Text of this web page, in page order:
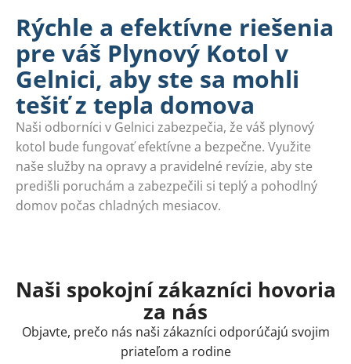
Rýchle a efektívne riešenia
pre váš Plynový Kotol v
Gelnici, aby ste sa mohli
tešiť z tepla domova
Naši odborníci v Gelnici zabezpečia, že váš plynový
kotol bude fungovať efektívne a bezpečne. Využite
naše služby na opravy a pravidelné revízie, aby ste
predišli poruchám a zabezpečili si teplý a pohodlný
domov počas chladných mesiacov.
Naši spokojní zákazníci hovoria
za nás
Objavte, prečo nás naši zákazníci odporúčajú svojim
priateľom a rodine